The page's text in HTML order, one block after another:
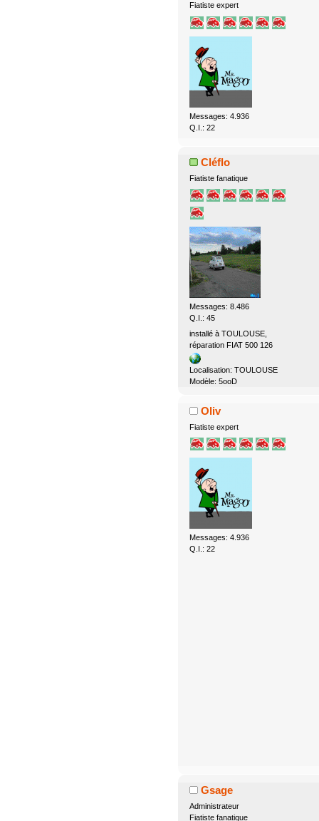
Fiatiste expert
Messages: 4.936
Q.I.: 22
Cléflo
Fiatiste fanatique
Messages: 8.486
Q.I.: 45
installé à TOULOUSE,
réparation FIAT 500 126
Localisation: TOULOUSE
Modèle: 5ooD
Oliv
Fiatiste expert
Messages: 4.936
Q.I.: 22
Gsage
Administrateur
Fiatiste fanatique